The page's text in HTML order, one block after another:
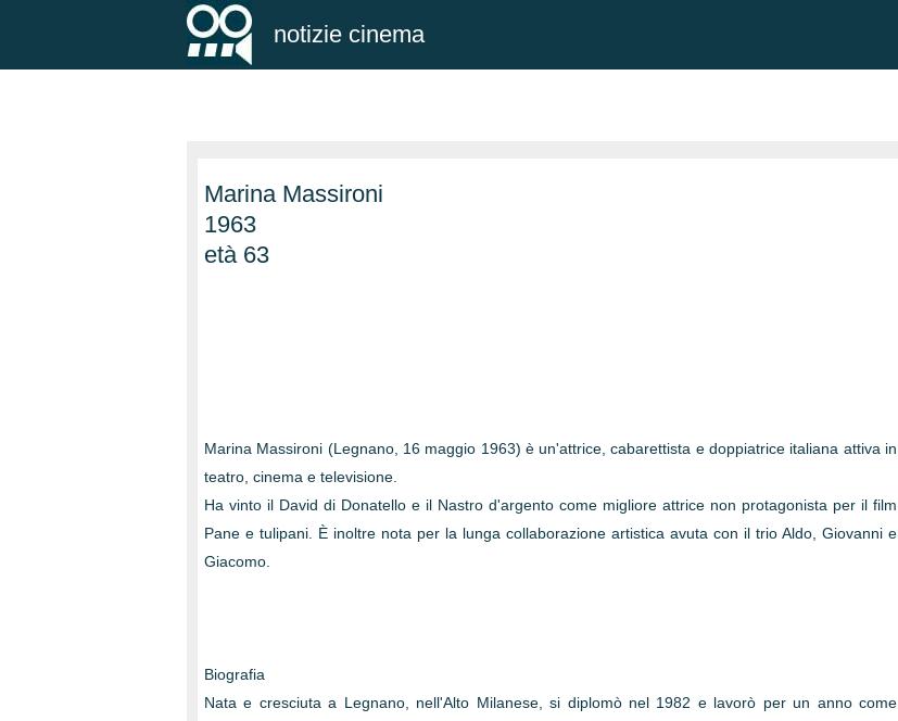
notizie cinema
Marina Massironi
1963
età 63
Marina Massironi (Legnano, 16 maggio 1963) è un'attrice, cabarettista e doppiatrice italiana attiva in
teatro, cinema e televisione.
Ha vinto il David di Donatello e il Nastro d'argento come migliore attrice non protagonista per il film
Pane e tulipani. È inoltre nota per la lunga collaborazione artistica avuta con il trio Aldo, Giovanni e
Giacomo.
Biografia
Nata e cresciuta a Legnano, nell'Alto Milanese, si diplomò nel 1982 e lavorò per un anno come